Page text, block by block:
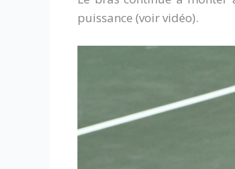
puissance (voir vidéo).